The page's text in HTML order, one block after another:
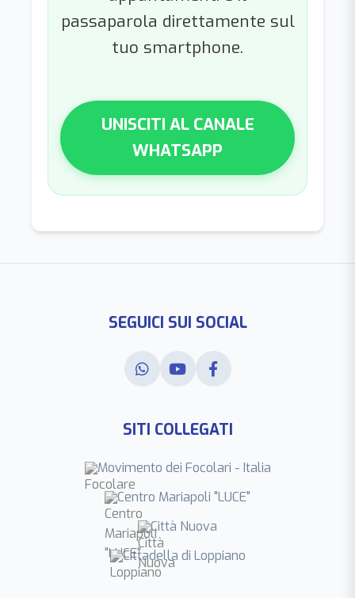
passaparola direttamente sul
tuo smartphone.
UNISCITI AL CANALE
WHATSAPP
SEGUICI SUI SOCIAL
SITI COLLEGATI
Movimento dei Focolari - Italia
Centro Mariapoli "LUCE"
Città Nuova
Cittadella di Loppiano